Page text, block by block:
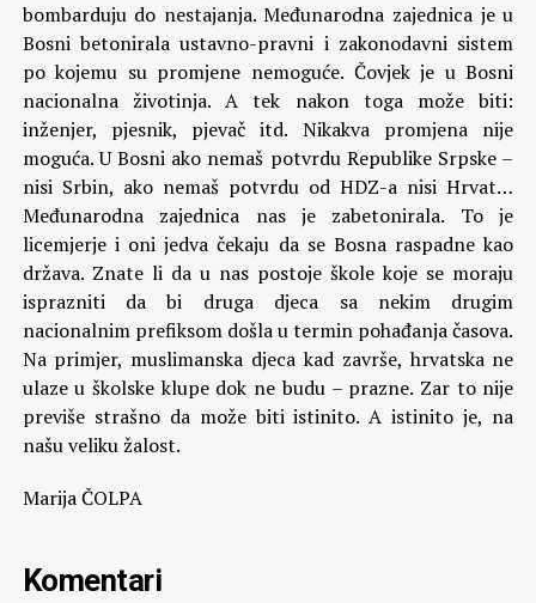
bombarduju do nestajanja. Međunarodna zajednica je u
Bosni betonirala ustavno-pravni i zakonodavni sistem
po kojemu su promjene nemoguće. Čovjek je u Bosni
nacionalna životinja. A tek nakon toga može biti:
inženjer, pjesnik, pjevač itd. Nikakva promjena nije
moguća. U Bosni ako nemaš potvrdu Republike Srpske –
nisi Srbin, ako nemaš potvrdu od HDZ-a nisi Hrvat…
Međunarodna zajednica nas je zabetonirala. To je
licemjerje i oni jedva čekaju da se Bosna raspadne kao
država. Znate li da u nas postoje škole koje se moraju
isprazniti da bi druga djeca sa nekim drugim
nacionalnim prefiksom došla u termin pohađanja časova.
Na primjer, muslimanska djeca kad završe, hrvatska ne
ulaze u školske klupe dok ne budu – prazne. Zar to nije
previše strašno da može biti istinito. A istinito je, na
našu veliku žalost.
Marija ČOLPA
Komentari